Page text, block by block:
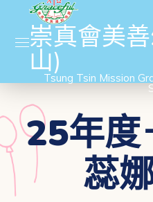
崇真會美
山)
Tsung Tsin Mission
25年度
蕊